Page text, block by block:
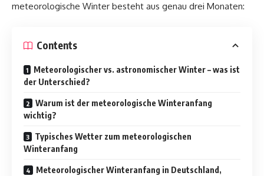
meteorologische Winter besteht aus genau drei Monaten:
Contents
Meteorologischer vs. astronomischer Winter – was ist
der Unterschied?
Warum ist der meteorologische Winteranfang
wichtig?
Typisches Wetter zum meteorologischen
Winteranfang
Meteorologischer Winteranfang in Deutschland,